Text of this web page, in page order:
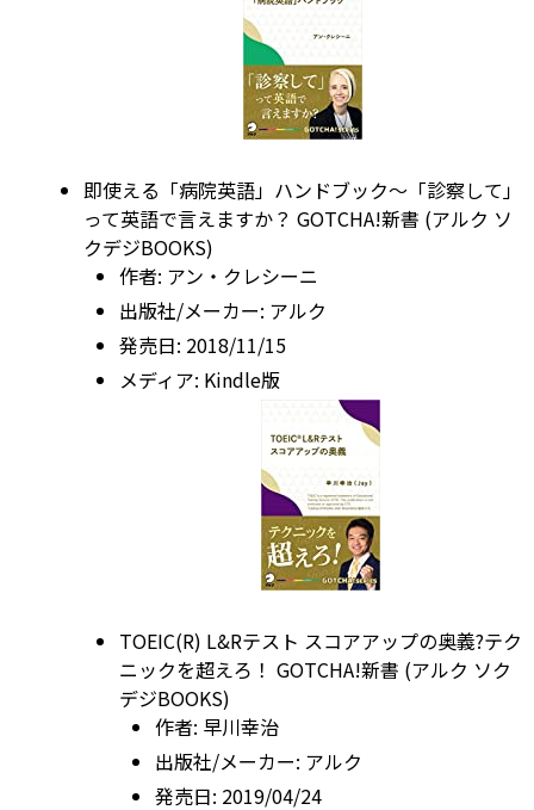
即使える「病院英語」ハンドブック～「診察して」
って英語で言えますか？ GOTCHA!新書 (アルク ソ
クデジBOOKS)
作者: アン・クレシーニ
出版社/メーカー: アルク
発売日: 2018/11/15
メディア: Kindle版
TOEIC(R) L&Rテスト スコアアップの奥義?テク
ニックを超えろ！ GOTCHA!新書 (アルク ソク
デジBOOKS)
作者: 早川幸治
出版社/メーカー: アルク
発売日: 2019/04/24